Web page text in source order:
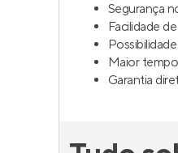
Segurança
Facilidade
Maior
Garantia